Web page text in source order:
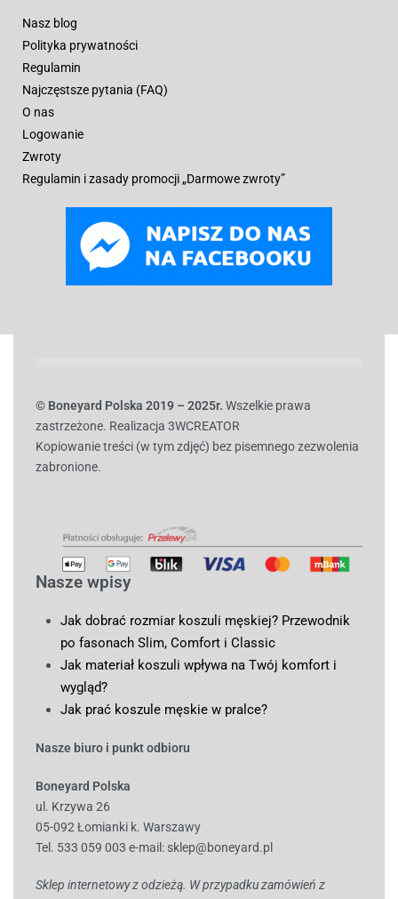
Nasz blog
Polityka prywatności
Regulamin
Najczęstsze pytania (FAQ)
O nas
Logowanie
Zwroty
Regulamin i zasady promocji „Darmowe zwroty”
© Boneyard Polska 2019 – 2025r. Wszelkie prawa
zastrzeżone. Realizacja 3WCREATOR
Kopiowanie treści (w tym zdjęć) bez pisemnego zezwolenia
zabronione.
Nasze wpisy
Jak dobrać rozmiar koszuli męskiej? Przewodnik
po fasonach Slim, Comfort i Classic
Jak materiał koszuli wpływa na Twój komfort i
wygląd?
Jak prać koszule męskie w pralce?
Nasze biuro i punkt odbioru
Boneyard Polska
ul. Krzywa 26
05-092 Łomianki k. Warszawy
Tel. 533 059 003 e-mail: sklep@boneyard.pl
Sklep internetowy z odzieżą. W przypadku zamówień z